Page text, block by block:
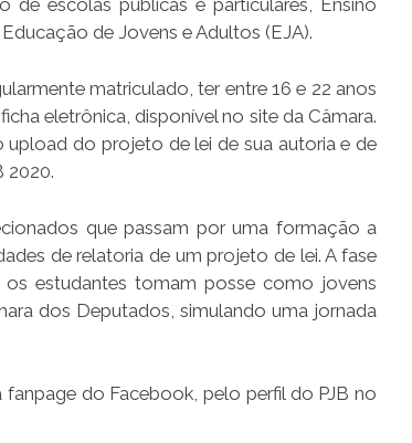
escolas públicas e particulares, Ensino
de Jovens e Adultos (EJA).
matriculado, ter entre 16 e 22 anos
eletrônica, disponível no site da Câmara.
upload do projeto de lei de sua autoria e de
2020.
que passam por uma formação a
de relatoria de um projeto de lei. A fase
os estudantes tomam posse como jovens
dos Deputados, simulando uma jornada
do Facebook, pelo perfil do PJB no